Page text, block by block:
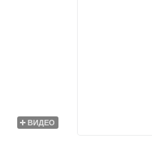
ВИДЕО